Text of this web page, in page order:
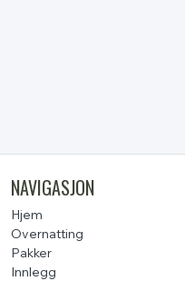
NAVIGASJON
Hjem
Overnatting
Pakker
Innlegg